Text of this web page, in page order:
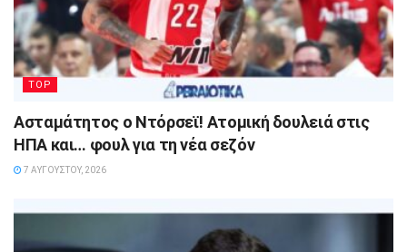
TOP
Ασταμάτητος ο Ντόρσεϊ! Ατομική δουλειά στις
ΗΠΑ και… φουλ για τη νέα σεζόν
7 ΑΥΓΟΎΣΤΟΥ, 2026